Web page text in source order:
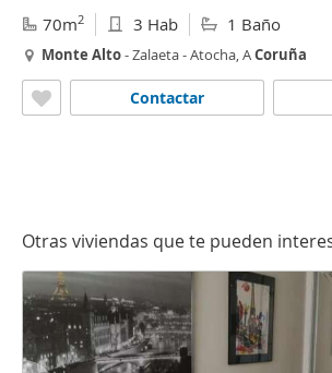
70m2 3 Hab 1 Baño
Monte Alto- Zalaeta - Atocha, ACoruña
Contactar
Otras viviendas que te pueden